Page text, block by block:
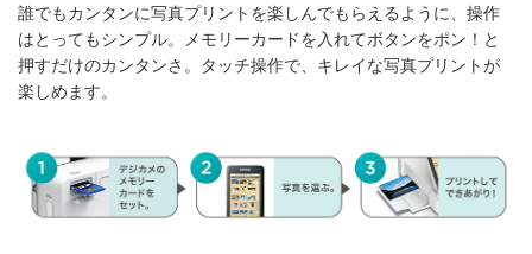
誰でもカンタンに写真プリントを楽しんでもらえるように、操作
はとってもシンプル。メモリーカードを入れてボタンをポン！と
押すだけのカンタンさ。タッチ操作で、キレイな写真プリントが
楽しめます。